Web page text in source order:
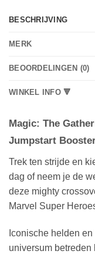
BESCHRIJVING
MERK
BEOORDELINGEN (0)
WINKEL INFO 🔻
Magic: The
Jumpstart
Trek ten strijde en
dag of neem je de
deze mighty
Marvel Super
Iconische helden
universum betreden